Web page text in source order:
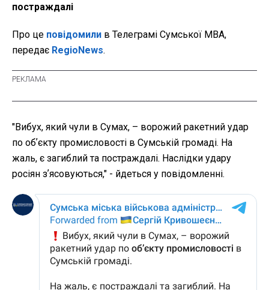
постраждалі
Про це повідомили в Телеграмі Сумської МВА,
передає RegioNews.
"Вибух, який чули в Сумах, – ворожий ракетний удар
по обʼєкту промисловості в Сумській громаді. На
жаль, є загиблий та постраждалі. Наслідки удару
росіян зʼясовуються," - йдеться у повідомленні.